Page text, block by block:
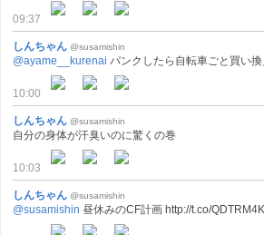
09:37
しんちゃん @susamishin
@ayame__kurenai パンクしたら自転車ごと買い換
10:00
しんちゃん @susamishin
自分の身体が汗臭いのに驚くの巻
10:03
しんちゃん @susamishin
@susamishin 昼休みのCF計画 http://t.co/